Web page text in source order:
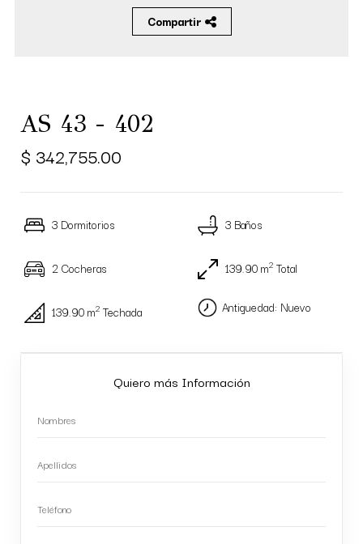
Compartir
AS 43 - 402
$ 342,755.00
3 Dormitorios 3 Baños
2 Cocheras 139.90 m2 Total
139.90 m2 Techada Antiguedad: Nuevo
Quiero más Información